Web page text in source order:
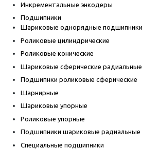
Инкрементальные энкодеры
Подшипники
Шариковые однорядные подшипники
Роликовые цилиндрические
Роликовые конические
Шариковые сферические радиальные
Подшипнки роликовые сферические
Шарнирные
Шариковые упорные
Роликовые упорные
Подшипники шариковые радиальные
Специальные подшипники